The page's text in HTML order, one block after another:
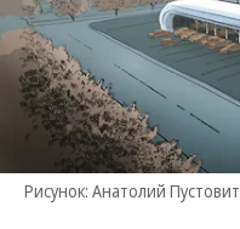
Рисунок: Анатолий Пустовит